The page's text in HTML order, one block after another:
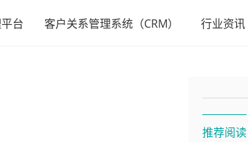
台 客户关系管理系统（CRM） 行业资讯
推荐阅读